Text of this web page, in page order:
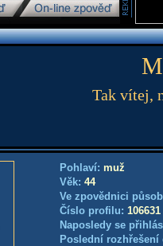
Tak vítej,
Pohlaví: muž
Věk: 44
Ve zpovědnici
Číslo profilu: 106631
Naposledy se
Poslední